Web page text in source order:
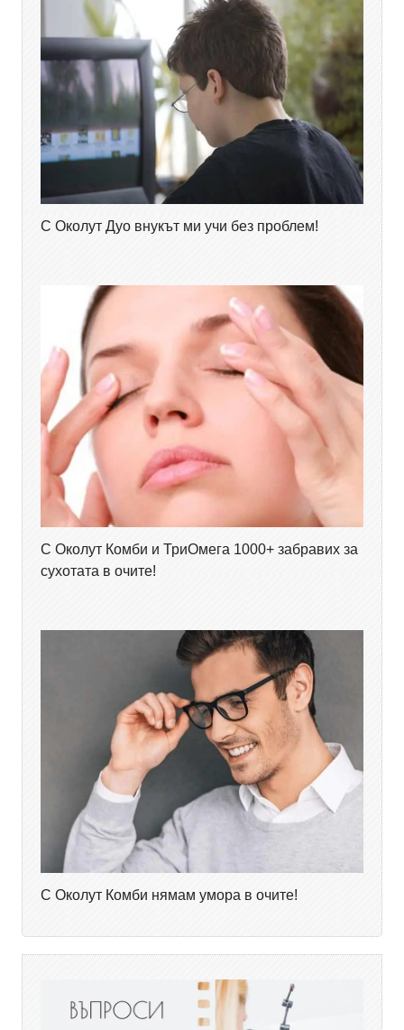
С Околут Дуо внукът ми учи без проблем!
С Околут Комби и ТриОмега 1000+ забравих за
сухотата в очите!
С Околут Комби нямам умора в очите!